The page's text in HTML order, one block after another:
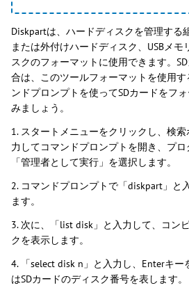
Diskpartは、ハードディスクを管理する
または外付けハードディスク、USBメモ
スクのフォーマットに使用できます。
合は、このツールフォーマットを使用
ンドプロンプトを使ってSDカードをフ
みましょう。
1. スタートメニューをクリックし、検索
力してコマンドプロンプトを開き、プ
「管理者として実行」を選択します。
2. コマンドプロンプトで「diskpart」と
ます。
3. 次に、「list disk」と入力して、コン
クを表示します。
4. 「select disk n」と入力し、Enterキ
はSDカードのディスク番号を表します。